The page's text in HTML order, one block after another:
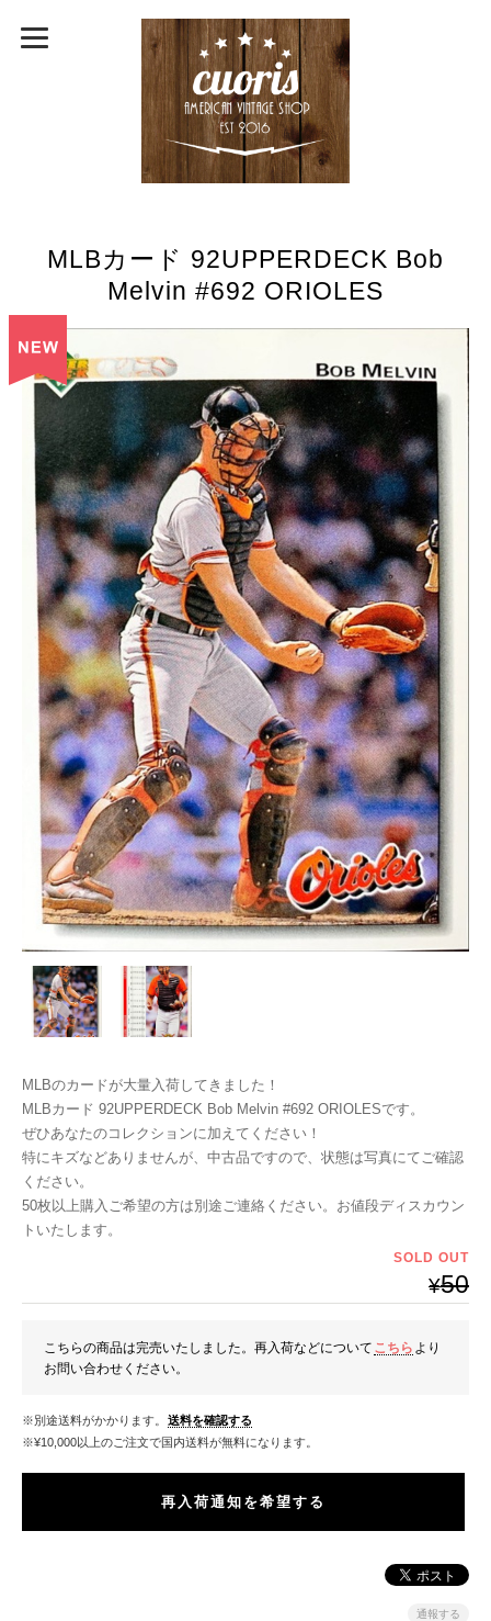
MLBカード 92UPPERDECK Bob
Melvin #692 ORIOLES
MLBのカードが大量入荷してきました！
MLBカード 92UPPERDECK Bob Melvin #692 ORIOLESです。
ぜひあなたのコレクションに加えてください！
特にキズなどありませんが、中古品ですので、状態は写真にてご確認
ください。
50枚以上購入ご希望の方は別途ご連絡ください。お値段ディスカウン
トいたします。
SOLD OUT
¥50
こちらの商品は完売いたしました。再入荷などについて こちら より
お問い合わせください。
※別途送料がかかります。 送料を確認する
※¥10,000以上のご注文で国内送料が無料になります。
再入荷通知を希望する
通報する